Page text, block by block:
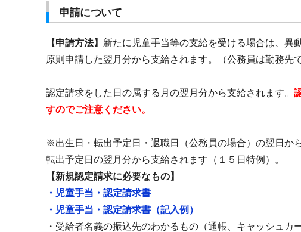
申請について
【申請方法】 新たに児童手当等の支給を受ける場合は、異
原則申請した翌月分から支給されます。（公務員は勤務先
認定請求をした日の属する月の翌月分から支給されます。
すのでご注意ください。
※出生日・転出予定日・退職日（公務員の場合）の翌日か
転出予定日の翌月分から支給されます（１５日特例）。
【新規認定請求に必要なもの】
・児童手当・認定請求書
・児童手当・認定請求書（記入例）
・受給者名義の振込先のわかるもの（通帳、キャッシュカ